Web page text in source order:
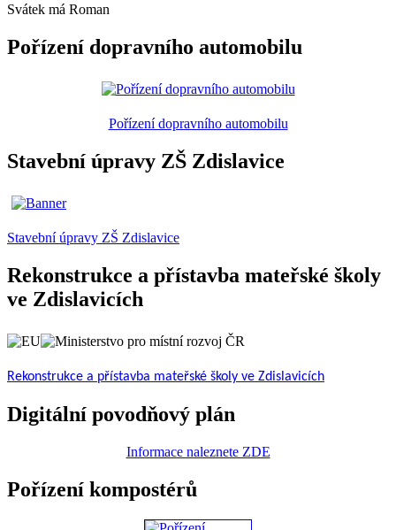
Svátek má Roman
Pořízení dopravního automobilu
Pořízení dopravního automobilu
Stavební úpravy ZŠ Zdislavice
Stavební úpravy ZŠ Zdislavice
Rekonstrukce a přístavba mateřské školy
ve Zdislavicích
Rekonstrukce a přístavba mateřské školy ve Zdislavicích
Digitální povodňový plán
Informace naleznete ZDE
Pořízení kompostérů